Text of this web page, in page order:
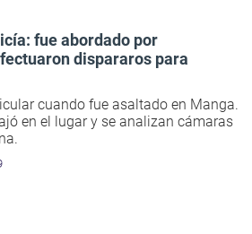
fue abordado por
dispararos para
cuando fue asaltado en Manga.
en el lugar y se analizan cámaras